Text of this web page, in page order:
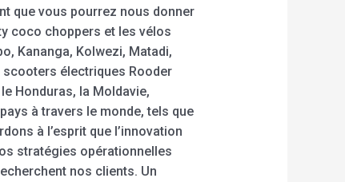
que vous pourrez nous donner
coco choppers et les vélos
Kananga, Kolwezi, Matadi,
scooters électriques Rooder
Honduras, la Moldavie,
à travers le monde, tels que
à l’esprit que l’innovation
stratégies opérationnelles
nos clients. Un